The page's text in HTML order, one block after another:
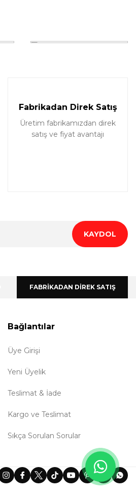
Fabrikadan Direk Satış
Üretim fabrikamızdan direk
satış ve fiyat avantajı
KAYDOL
FABRİKADAN DİREK SATIŞ
Bağlantılar
Üye Girişi
Yeni Üyelik
Teslimat & İade
Kargo ve Teslimat
Sıkça Sorulan Sorular